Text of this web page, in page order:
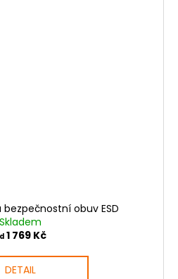
bezpečnostní obuv ESD
Skladem
1 769 Kč
DETAIL